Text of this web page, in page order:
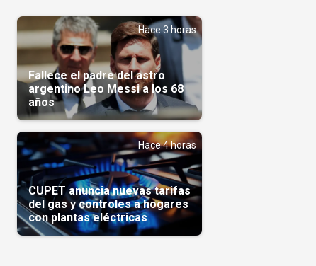
Hace 3 horas
Fallece el padre del astro
argentino Leo Messi a los 68
años
Hace 4 horas
CUPET anuncia nuevas tarifas
del gas y controles a hogares
con plantas eléctricas